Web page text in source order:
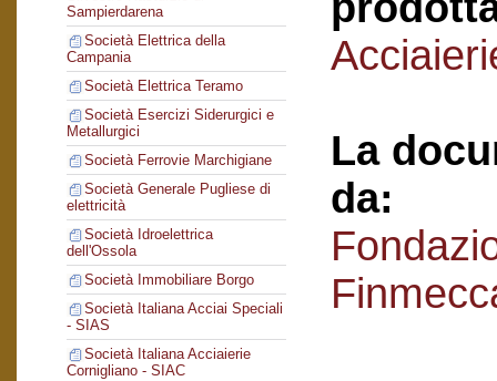
Sampierdarena
Società Elettrica della
Campania
Società Elettrica Teramo
Società Esercizi Siderurgici e
Metallurgici
Società Ferrovie Marchigiane
Società Generale Pugliese di
elettricità
Società Idroelettrica
dell'Ossola
Società Immobiliare Borgo
Società Italiana Acciai Speciali
- SIAS
Società Italiana Acciaierie
Cornigliano - SIAC
La
da: